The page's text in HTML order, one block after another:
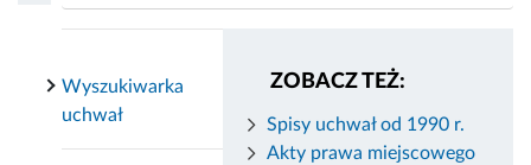
ZOBACZ TEŻ:
Spisy uchwał od 1990 r.
Akty prawa miejscowego
Wyszukiwarka
uchwał